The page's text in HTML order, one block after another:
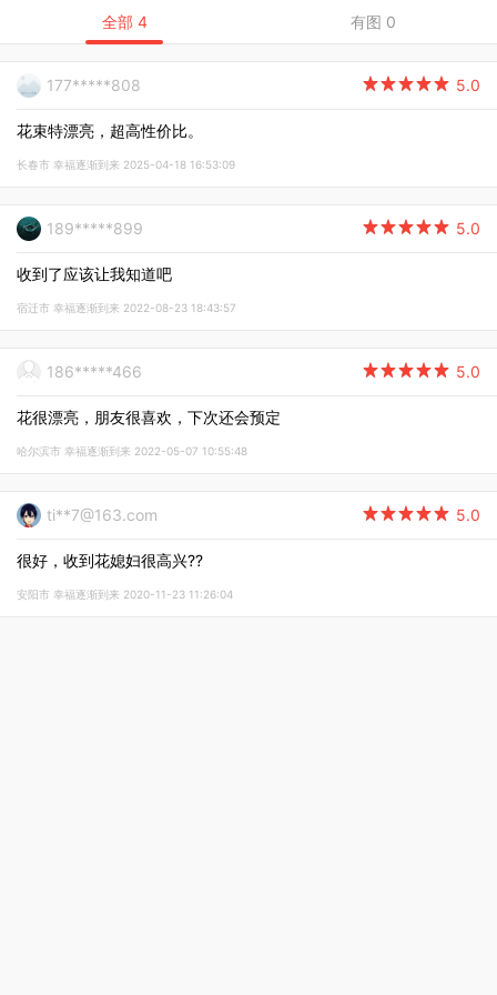
177*****808 5.0

花束特漂亮，超高性价比。
长春市 幸福逐渐到来 2025-04-18 16:53:09
189*****899 5.0

收到了应该让我知道吧
宿迁市 幸福逐渐到来 2022-08-23 18:43:57
186*****466 5.0

花很漂亮，朋友很喜欢，下次还会预定
哈尔滨市 幸福逐渐到来 2022-05-07 10:55:48
ti**7@163.com 5.0

很好，收到花媳妇很高兴??
安阳市 幸福逐渐到来 2020-11-23 11:26:04
全部 4 有图 0